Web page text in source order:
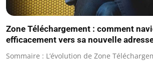
Zone Téléchargement : comment
efficacement vers sa nouvelle
Sommaire : L’évolution de Zone